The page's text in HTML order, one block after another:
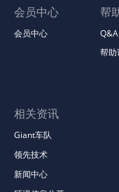
会员中心
会员中心
帮
Q&A
帮助
相关资讯
Giant车队
领先技术
新闻中心